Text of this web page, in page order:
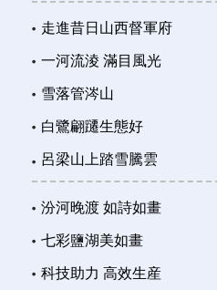
走進昔日山西督軍府
一河流淩 滿目風光
雪落管涔山
白鷺翩躚生態好
呂梁山上踏雪騰雲
汾河晚渡 如詩如畫
七彩鹽湖美如畫
科技助力 高效生産